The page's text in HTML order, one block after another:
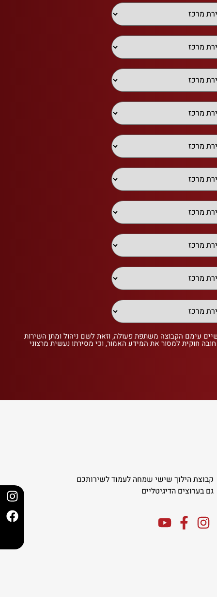
עימם הקבוצה משתפת פעולה, וזאת לשם ניהול ומתן השירות
חוקית למסור את המידע האמור, וכי מסירתו נעשית מרצוני
קבוצת הילוך שישי שמחה לעמוד לשירותכם
גם בערוצים הדיגיטליים